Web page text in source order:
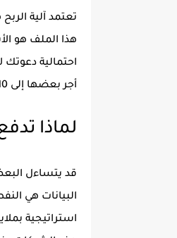
تعتمد آلية
هذا الملف هو
أجر بعضها إلى 10 أو حتى 20 دولاراً للاستبيان الواحد في بعض الحالات.
لماذا
قد يتساءل
البيانات هي
استراتيجية